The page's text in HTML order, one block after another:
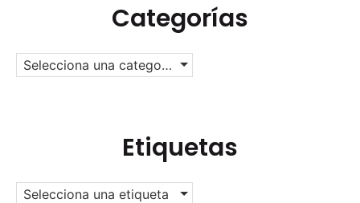
Categorías
Selecciona una categoría
Etiquetas
Selecciona una etiqueta